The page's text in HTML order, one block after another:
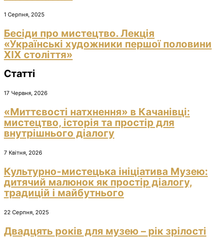
1 Серпня, 2025
Бесіди про мистецтво. Лекція
«Українські художники першої половини
ХІХ століття»
Статті
17 Червня, 2026
«Миттєвості натхнення» в Качанівці:
мистецтво, історія та простір для
внутрішнього діалогу
7 Квітня, 2026
Культурно-мистецька ініціатива Музею:
дитячий малюнок як простір діалогу,
традицій і майбутнього
22 Серпня, 2025
Двадцять років для музею – рік зрілості